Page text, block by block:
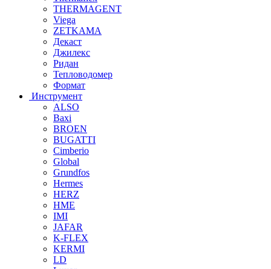
THERMAGENT
Viega
ZETKAMA
Декаст
Джилекс
Ридан
Тепловодомер
Формат
Инструмент
ALSO
Baxi
BROEN
BUGATTI
Cimberio
Global
Grundfos
Hermes
HERZ
HME
IMI
JAFAR
K-FLEX
KERMI
LD